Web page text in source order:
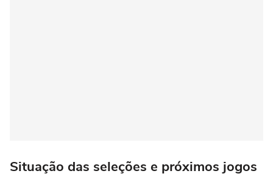
Situação das seleções e próximos jogos